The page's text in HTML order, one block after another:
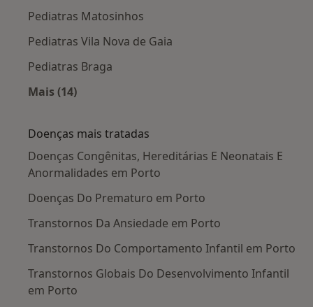
Pediatras Matosinhos
Pediatras Vila Nova de Gaia
Pediatras Braga
Mais (14)
Doenças mais tratadas
Doenças Congênitas, Hereditárias E Neonatais E
Anormalidades em Porto
Doenças Do Prematuro em Porto
Transtornos Da Ansiedade em Porto
Transtornos Do Comportamento Infantil em Porto
Transtornos Globais Do Desenvolvimento Infantil
em Porto